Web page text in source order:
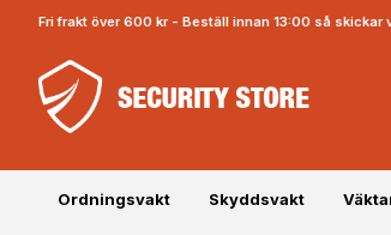
Fri frakt över 600 kr - Beställ innan 13:00 så
Ordningsvakt Skyddsvakt